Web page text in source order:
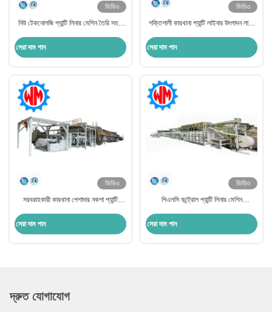
ভিডিও
নিউ টেকনোলজি প্যান্টি লিনার মেশিন তৈরি সহজ
সেরা দাম পান
ভিডিও
শক্তিশালী কারখানা প্যান্টি লাইনার উৎপাদন লাইন
সেরা দাম পান
ভিডিও
সরবরাহকারী কারখানা পেশাদার নকশা প্যান্টি
সেরা দাম পান
ভিডিও
পিএলসি কন্ট্রোল প্যান্টি লিনার মেশিন
সেরা দাম পান
দ্রুত যোগাযোগ